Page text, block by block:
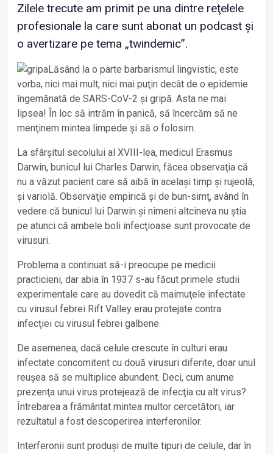
Zilele trecute am primit pe una dintre reţelele
profesionale la care sunt abonat un podcast și
o avertizare pe tema „twindemic”.
Lăsând la o parte barbarismul lingvistic, este
vorba, nici mai mult, nici mai puţin decât de o epidemie
îngemănată de SARS-CoV-2 și gripă. Asta ne mai
lipsea! În loc să intrăm în panică, să încercăm să ne
menţinem mintea limpede și să o folosim.
La sfârșitul secolului al XVIII-lea, medicul Erasmus
Darwin, bunicul lui Charles Darwin, făcea observaţia că
nu a văzut pacient care să aibă în același timp și rujeolă,
și variolă. Observaţie empirică și de bun-simţ, având în
vedere că bunicul lui Darwin și nimeni altcineva nu știa
pe atunci că ambele boli infecţioase sunt provocate de
virusuri.
Problema a continuat să-i preocupe pe medicii
practicieni, dar abia în 1937 s-au făcut primele studii
experimentale care au dovedit că maimuţele infectate
cu virusul febrei Rift Valley erau protejate contra
infecţiei cu virusul febrei galbene.
De asemenea, dacă celule crescute în culturi erau
infectate concomitent cu două virusuri diferite, doar unul
reușea să se multiplice abundent. Deci, cum anume
prezenţa unui virus protejează de infecţia cu alt virus?
Întrebarea a frământat mintea multor cercetători, iar
rezultatul a fost descoperirea interferonilor.
Interferonii sunt produși de multe tipuri de celule, dar în